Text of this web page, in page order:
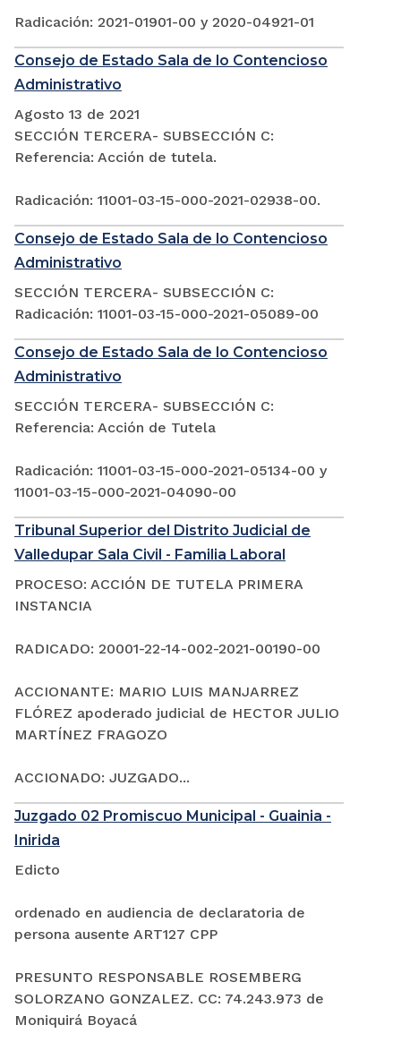
Radicación: 2021-01901-00 y 2020-04921-01
Consejo de Estado Sala de lo Contencioso
Administrativo
Agosto 13 de 2021
SECCIÓN TERCERA- SUBSECCIÓN C:
Referencia: Acción de tutela.
Radicación: 11001-03-15-000-2021-02938-00.
Consejo de Estado Sala de lo Contencioso
Administrativo
SECCIÓN TERCERA- SUBSECCIÓN C:
Radicación: 11001-03-15-000-2021-05089-00
Consejo de Estado Sala de lo Contencioso
Administrativo
SECCIÓN TERCERA- SUBSECCIÓN C:
Referencia: Acción de Tutela
Radicación: 11001-03-15-000-2021-05134-00 y
11001-03-15-000-2021-04090-00
Tribunal Superior del Distrito Judicial de
Valledupar Sala Civil - Familia Laboral
PROCESO: ACCIÓN DE TUTELA PRIMERA
INSTANCIA
RADICADO: 20001-22-14-002-2021-00190-00
ACCIONANTE: MARIO LUIS MANJARREZ
FLÓREZ apoderado judicial de HECTOR JULIO
MARTÍNEZ FRAGOZO
ACCIONADO: JUZGADO...
Juzgado 02 Promiscuo Municipal - Guainia -
Inirida
Edicto
ordenado en audiencia de declaratoria de
persona ausente ART127 CPP
PRESUNTO RESPONSABLE ROSEMBERG
SOLORZANO GONZALEZ. CC: 74.243.973 de
Moniquirá Boyacá